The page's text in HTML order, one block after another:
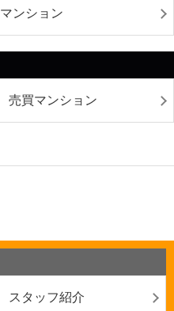
ンション
売買マンション
スタッフ紹介